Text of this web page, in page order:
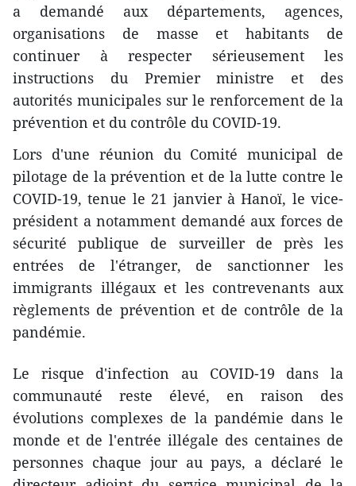
a demandé aux départements, agences,
organisations de masse et habitants de
continuer à respecter sérieusement les
instructions du Premier ministre et des
autorités municipales sur le renforcement de la
prévention et du contrôle du COVID-19.
Lors d'une réunion du Comité municipal de
pilotage de la prévention et de la lutte contre le
COVID-19, tenue le 21 janvier à Hanoï, le vice-
président a notamment demandé aux forces de
sécurité publique de surveiller de près les
entrées de l'étranger, de sanctionner les
immigrants illégaux et les contrevenants aux
règlements de prévention et de contrôle de la
pandémie.
Le risque d'infection au COVID-19 dans la
communauté reste élevé, en raison des
évolutions complexes de la pandémie dans le
monde et de l'entrée illégale des centaines de
personnes chaque jour au pays, a déclaré le